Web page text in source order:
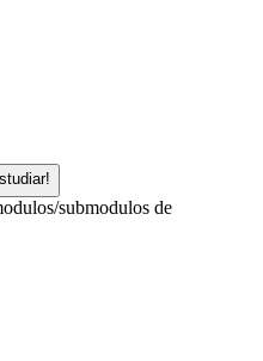
submodulos de